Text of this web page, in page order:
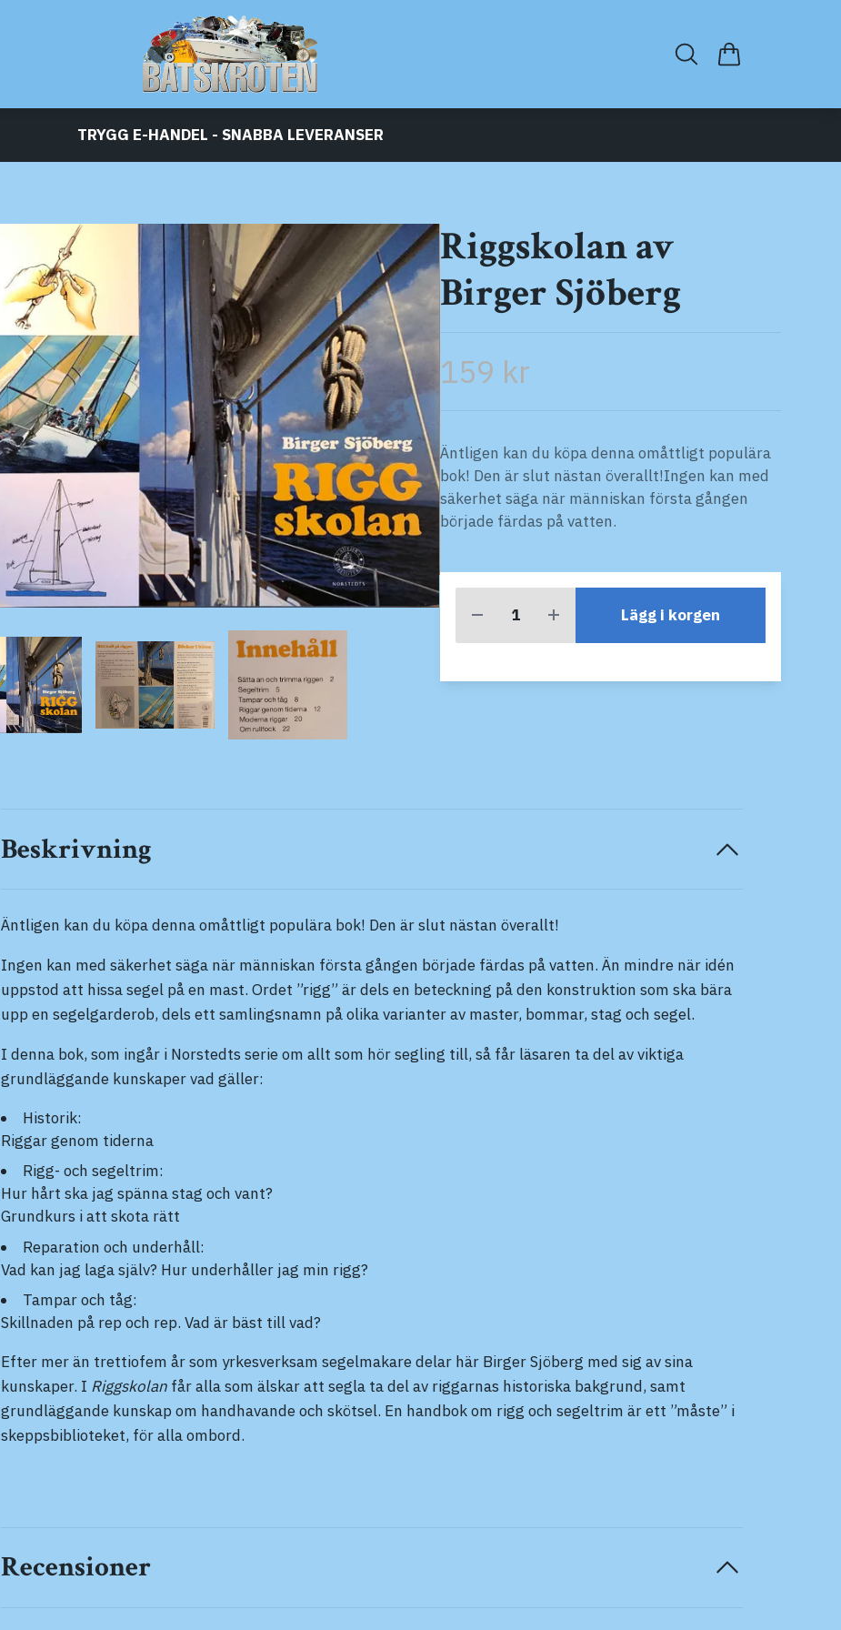
TRYGG E-HANDEL - SNABBA LEVERANSER
Riggskolan av
Birger Sjöberg
159 kr
Äntligen kan du köpa denna omåttligt populära
bok! Den är slut nästan överallt!Ingen kan med
säkerhet säga när människan första gången
började färdas på vatten.
Lägg i korgen
Beskrivning
Äntligen kan du köpa denna omåttligt populära bok! Den är slut nästan överallt!
Ingen kan med säkerhet säga när människan första gången började färdas på vatten. Än mindre när idén
uppstod att hissa segel på en mast. Ordet ”rigg” är dels en beteckning på den konstruktion som ska bära
upp en segelgarderob, dels ett samlingsnamn på olika varianter av master, bommar, stag och segel.
I denna bok, som ingår i Norstedts serie om allt som hör segling till, så får läsaren ta del av viktiga
grundläggande kunskaper vad gäller:
Historik:
Riggar genom tiderna
Rigg- och segeltrim:
Hur hårt ska jag spänna stag och vant?
Grundkurs i att skota rätt
Reparation och underhåll:
Vad kan jag laga själv? Hur underhåller jag min rigg?
Tampar och tåg:
Skillnaden på rep och rep. Vad är bäst till vad?
Efter mer än trettiofem år som yrkesverksam segelmakare delar här Birger Sjöberg med sig av sina
kunskaper. I Riggskolan får alla som älskar att segla ta del av riggarnas historiska bakgrund, samt
grundläggande kunskap om handhavande och skötsel. En handbok om rigg och segeltrim är ett ”måste” i
skeppsbiblioteket, för alla ombord.
Recensioner